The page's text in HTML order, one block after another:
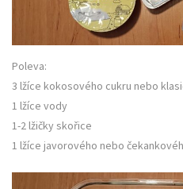
Poleva:
3 lžíce kokosového cukru nebo
1 lžíce vody
1-2 lžičky skořice
1 lžíce javorového nebo